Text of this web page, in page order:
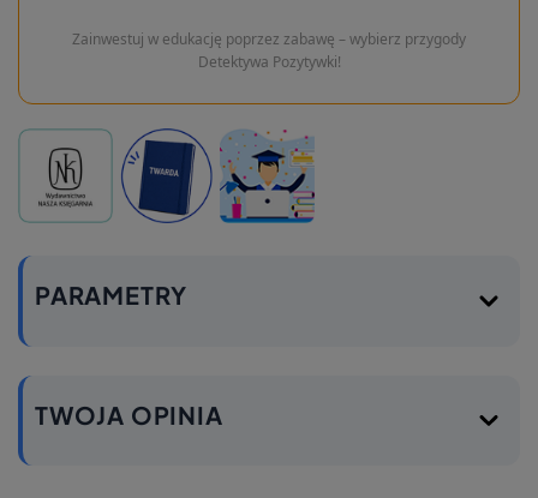
Zainwestuj w edukację poprzez zabawę – wybierz przygody
Detektywa Pozytywki!
PARAMETRY
TWOJA OPINIA